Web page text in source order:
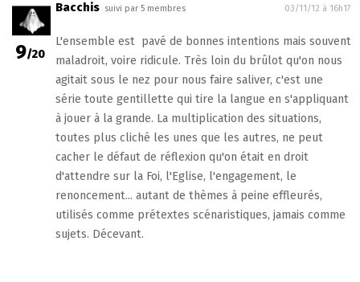
9/20
Bacchis suivi par 5 membres 03/11/12 à 16h17
L'ensemble est pavé de bonnes intentions mais souvent
maladroit, voire ridicule. Très loin du brûlot qu'on nous
agitait sous le nez pour nous faire saliver, c'est une
série toute gentillette qui tire la langue en s'appliquant
à jouer à la grande. La multiplication des situations,
toutes plus cliché les unes que les autres, ne peut
cacher le défaut de réflexion qu'on était en droit
d'attendre sur la Foi, l'Eglise, l'engagement, le
renoncement... autant de thèmes à peine effleurés,
utilisés comme prétextes scénaristiques, jamais comme
sujets. Décevant.